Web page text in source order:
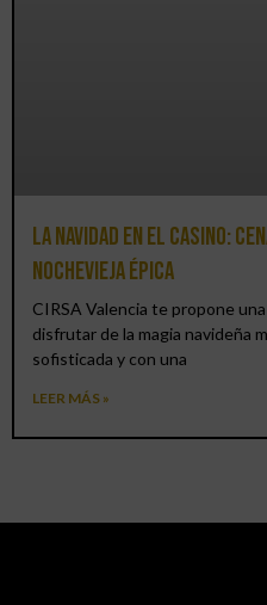
La Navidad en el Casino:
Nochevieja épica
CIRSA Valencia te propone
disfrutar de la magia navideña
sofisticada y con una
LEER MÁS »